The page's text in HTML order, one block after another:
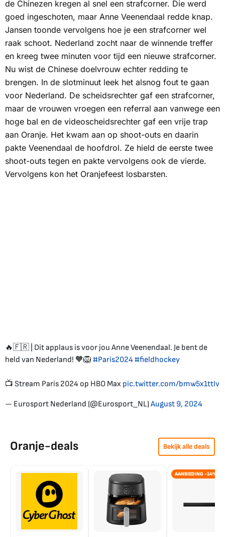
de Chinezen kregen al snel een strafcorner. Die werd
goed ingeschoten, maar Anne Veenendaal redde knap.
Jansen toonde vervolgens hoe je een strafcorner wel
raak schoot. Nederland zocht naar de winnende treffer
en kreeg twee minuten voor tijd een nieuwe strafcorner.
Nu wist de Chinese doelvrouw echter redding te
brengen. In de slotminuut leek het alsnog fout te gaan
voor Nederland. De scheidsrechter gaf een strafcorner,
maar de vrouwen vroegen een referral aan vanwege een
hoge bal en de videoscheidsrechter gaf een vrije trap
aan Oranje. Het kwam aan op shoot-outs en daarin
pakte Veenendaal de hoofdrol. Ze hield de eerste twee
shoot-outs tegen en pakte vervolgens ook de vierde.
Vervolgens kon het Oranjefeest losbarsten.
🔥🇫🇷 | Dit applaus is voor jou Anne Veenendaal. Je bent de
held van Nederland! 🧡🦁 #Paris2024#fieldhockey
📺 Stream Paris 2024 op HBO Max pic.twitter.com/bmw5x1ttIv
— Eurosport Nederland (@Eurosport_NL)August 9, 2024
Oranje-deals Bekijk alle deals
AANBIEDING -14%